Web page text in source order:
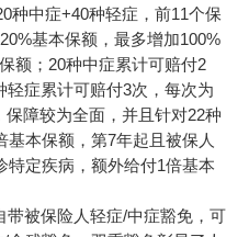
中症+40种轻症，前11个保
基本保额，最多增加100%
额；20种中症累计可赔付2
轻症累计可赔付3次，每次为
障较为全面，并且针对22种
基本保额，第7年起且被保人
特定疾病，额外给付1倍基本
带被保险人轻症/中症豁免，可